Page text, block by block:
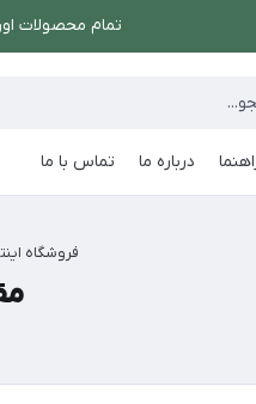
تمام محصولات
درباره ما تماس با ما
فروشگاه